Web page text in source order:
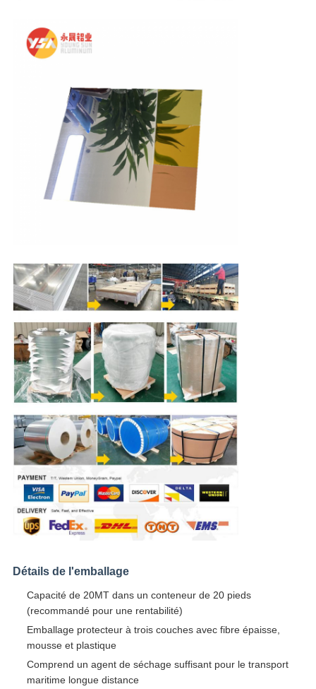
Détails de l'emballage
Capacité de 20MT dans un conteneur de 20 pieds
(recommandé pour une rentabilité)
Emballage protecteur à trois couches avec fibre épaisse,
mousse et plastique
Comprend un agent de séchage suffisant pour le transport
maritime longue distance